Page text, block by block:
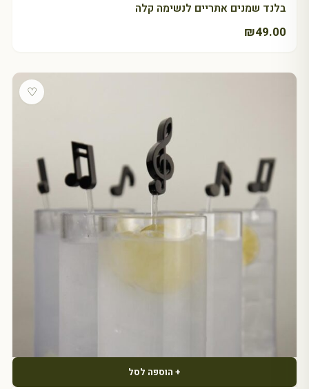
בלנד שמנים אתריים לנשימה קלה
₪49.00
♡
+ הוספה לסל